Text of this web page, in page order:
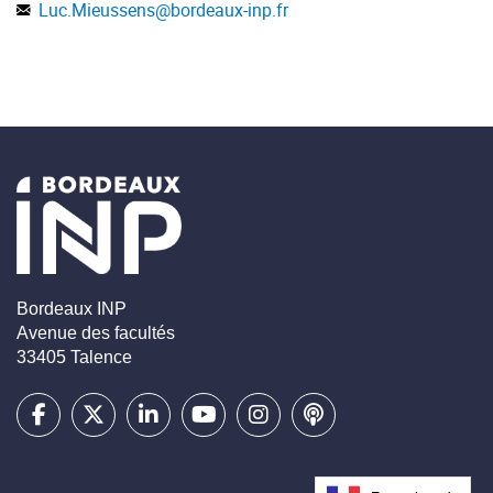
de conservation scalaires linéaires ou non linéaires :
conservatif stable pour une loi de conservation scalaire en
1D et 2D : (C1,C2,N2)
Savoir traiter les termes de diffusion, les termes sources:
(C1,C2,N2)
Connaître le schéma de Godunov, le schéma de Lax-
Luc.Mieussens@bordeaux-inp.fr
Bordeaux INP
Avenue des facultés
33405 Talence